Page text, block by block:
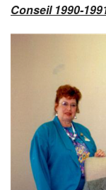
Conseil 1990-